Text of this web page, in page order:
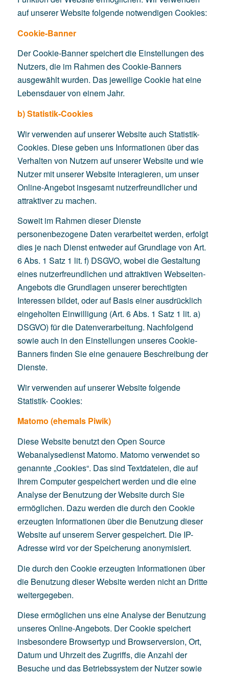
auf unserer Website folgende notwendigen Cookies:
Cookie-Banner
Der Cookie-Banner speichert die Einstellungen des
Nutzers, die im Rahmen des Cookie-Banners
ausgewählt wurden. Das jeweilige Cookie hat eine
Lebensdauer von einem Jahr.
b) Statistik-Cookies
Wir verwenden auf unserer Website auch Statistik-
Cookies. Diese geben uns Informationen über das
Verhalten von Nutzern auf unserer Website und wie
Nutzer mit unserer Website interagieren, um unser
Online-Angebot insgesamt nutzerfreundlicher und
attraktiver zu machen.
Soweit im Rahmen dieser Dienste
personenbezogene Daten verarbeitet werden, erfolgt
dies je nach Dienst entweder auf Grundlage von Art.
6 Abs. 1 Satz 1 lit. f) DSGVO, wobei die Gestaltung
eines nutzerfreundlichen und attraktiven Webseiten-
Angebots die Grundlagen unserer berechtigten
Interessen bildet, oder auf Basis einer ausdrücklich
eingeholten Einwilligung (Art. 6 Abs. 1 Satz 1 lit. a)
DSGVO) für die Datenverarbeitung. Nachfolgend
sowie auch in den Einstellungen unseres Cookie-
Banners finden Sie eine genauere Beschreibung der
Dienste.
Wir verwenden auf unserer Website folgende
Statistik- Cookies:
Matomo (ehemals Piwik)
Diese Website benutzt den Open Source
Webanalysedienst Matomo. Matomo verwendet so
genannte „Cookies“. Das sind Textdateien, die auf
Ihrem Computer gespeichert werden und die eine
Analyse der Benutzung der Website durch Sie
ermöglichen. Dazu werden die durch den Cookie
erzeugten Informationen über die Benutzung dieser
Website auf unserem Server gespeichert. Die IP-
Adresse wird vor der Speicherung anonymisiert.
Die durch den Cookie erzeugten Informationen über
die Benutzung dieser Website werden nicht an Dritte
weitergegeben.
Diese ermöglichen uns eine Analyse der Benutzung
unseres Online-Angebots. Der Cookie speichert
insbesondere Browsertyp und Browserversion, Ort,
Datum und Uhrzeit des Zugriffs, die Anzahl der
Besuche und das Betriebssystem der Nutzer sowie